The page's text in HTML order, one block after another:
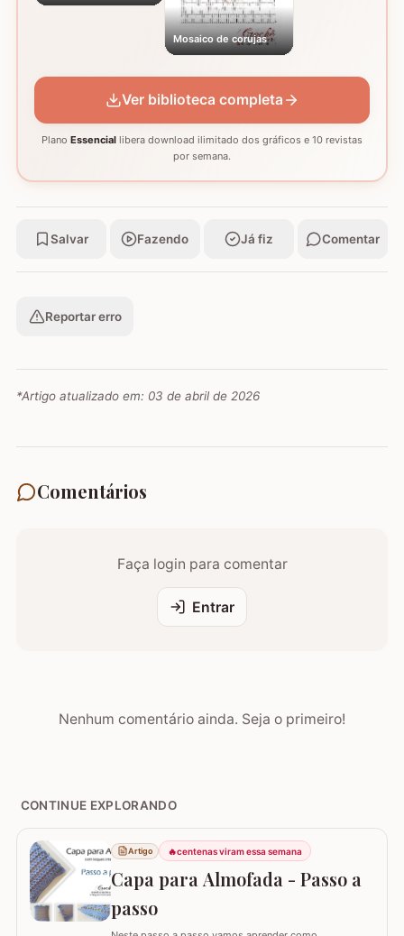
Mosaico de corujas
Ver biblioteca completa
Plano Essencial libera download ilimitado dos gráficos e 10 revistas
por semana.
Salvar Fazendo Já fiz Comentar
Reportar erro
*Artigo atualizado em: 03 de abril de 2026
Comentários
Faça login para comentar
Entrar
Nenhum comentário ainda. Seja o primeiro!
CONTINUE EXPLORANDO
Artigo 🔥centenas viram essa semana
Capa para Almofada - Passo a
passo